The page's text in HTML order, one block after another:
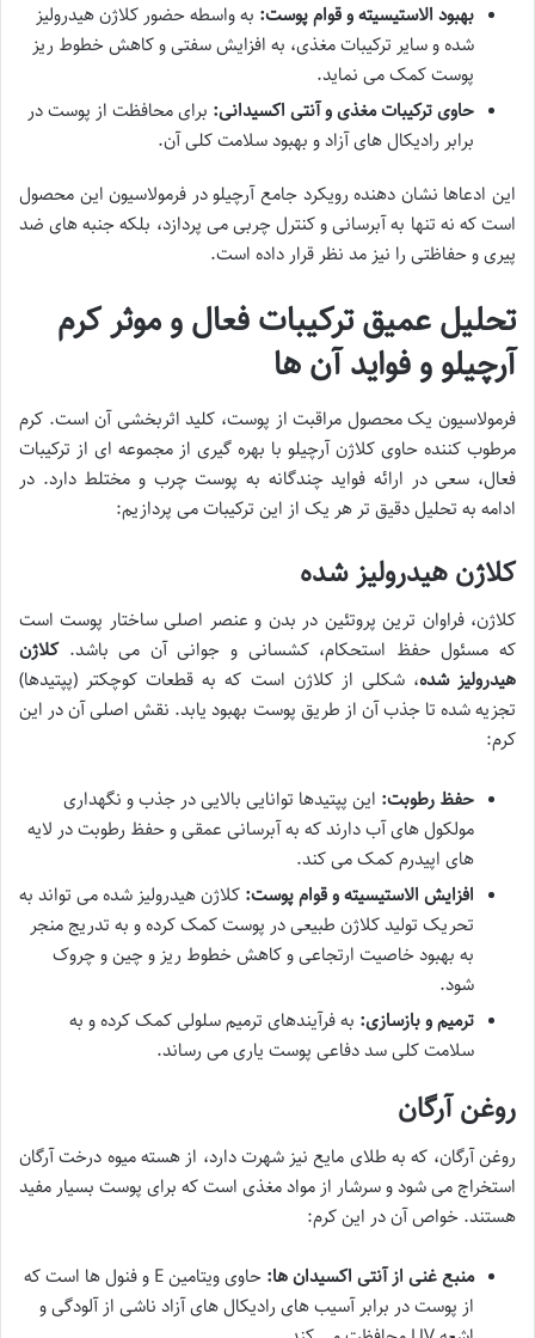
بهبود الاستیسیته و قوام پوست: به واسطه حضور کلاژن هیدرولیز
شده و سایر ترکیبات مغذی، به افزایش سفتی و کاهش خطوط ریز
پوست کمک می نماید.
حاوی ترکیبات مغذی و آنتی اکسیدانی: برای محافظت از پوست در
برابر رادیکال های آزاد و بهبود سلامت کلی آن.
این ادعاها نشان دهنده رویکرد جامع آرچیلو در فرمولاسیون این محصول
است که نه تنها به آبرسانی و کنترل چربی می پردازد، بلکه جنبه های ضد
پیری و حفاظتی را نیز مد نظر قرار داده است.
تحلیل عمیق ترکیبات فعال و موثر کرم
آرچیلو و فواید آن ها
فرمولاسیون یک محصول مراقبت از پوست، کلید اثربخشی آن است. کرم
مرطوب کننده حاوی کلاژن آرچیلو با بهره گیری از مجموعه ای از ترکیبات
فعال، سعی در ارائه فواید چندگانه به پوست چرب و مختلط دارد. در
ادامه به تحلیل دقیق تر هر یک از این ترکیبات می پردازیم:
کلاژن هیدرولیز شده
کلاژن، فراوان ترین پروتئین در بدن و عنصر اصلی ساختار پوست است
که مسئول حفظ استحکام، کشسانی و جوانی آن می باشد.کلاژن
هیدرولیز شده، شکلی از کلاژن است که به قطعات کوچکتر (پپتیدها)
تجزیه شده تا جذب آن از طریق پوست بهبود یابد. نقش اصلی آن در این
کرم:
حفظ رطوبت: این پپتیدها توانایی بالایی در جذب و نگهداری
مولکول های آب دارند که به آبرسانی عمقی و حفظ رطوبت در لایه
های اپیدرم کمک می کند.
افزایش الاستیسیته و قوام پوست: کلاژن هیدرولیز شده می تواند به
تحریک تولید کلاژن طبیعی در پوست کمک کرده و به تدریج منجر
به بهبود خاصیت ارتجاعی و کاهش خطوط ریز و چین و چروک
شود.
ترمیم و بازسازی: به فرآیندهای ترمیم سلولی کمک کرده و به
سلامت کلی سد دفاعی پوست یاری می رساند.
روغن آرگان
روغن آرگان، که به طلای مایع نیز شهرت دارد، از هسته میوه درخت آرگان
استخراج می شود و سرشار از مواد مغذی است که برای پوست بسیار مفید
هستند. خواص آن در این کرم:
منبع غنی از آنتی اکسیدان ها:
حاوی ویتامین E و فنول ها است که
از پوست در برابر آسیب های رادیکال های آزاد ناشی از آلودگی و